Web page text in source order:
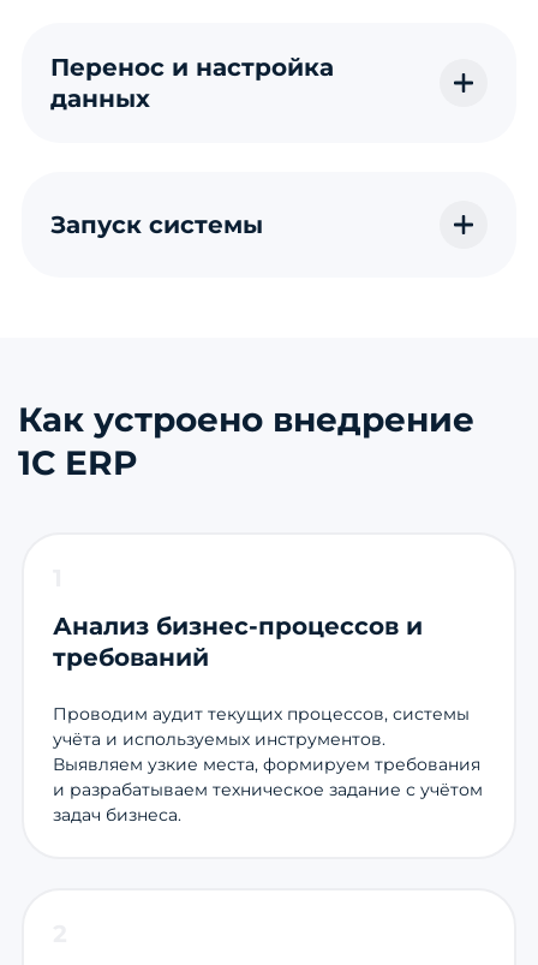
Перенос и настройка
данных
Запуск системы
Как устроено внедрение
1С ERP
Анализ бизнес-процессов и
требований
Проводим аудит текущих процессов, системы
учёта и используемых инструментов.
Выявляем узкие места, формируем требования
и разрабатываем техническое задание с учётом
задач бизнеса.